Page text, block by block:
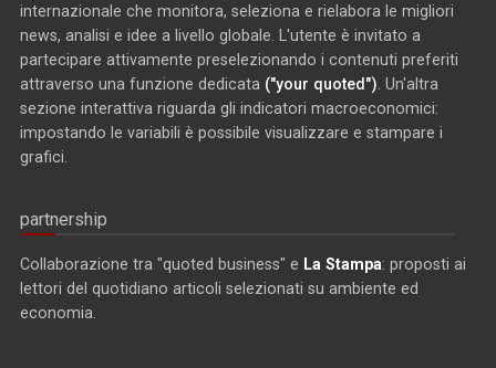
internazionale che monitora, seleziona e rielabora le migliori
news, analisi e idee a livello globale. L'utente è invitato a
partecipare attivamente preselezionando i contenuti preferiti
attraverso una funzione dedicata ("your quoted") . Un'altra
sezione interattiva riguarda gli indicatori macroeconomici:
impostando le variabili è possibile visualizzare e stampare i
grafici.
partnership
Collaborazione tra "quoted business" e La Stampa: proposti ai
lettori del quotidiano articoli selezionati su ambiente ed
economia.